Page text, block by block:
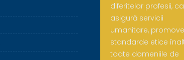
diferitelor profesii,
asigură servicii
umanitare,
standarde etice
toate domeniile de